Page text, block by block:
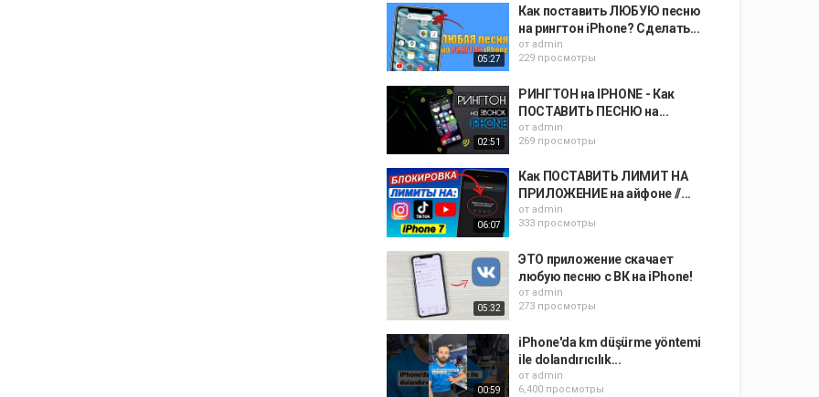
05:27
Как поставить ЛЮБУЮ песню
на рингтон iPhone? Сделать...
от admin
229 просмотры
02:51
РИНГТОН на IPHONE - Как
ПОСТАВИТЬ ПЕСНЮ на...
от admin
269 просмотры
06:07
Как ПОСТАВИТЬ ЛИМИТ НА
ПРИЛОЖЕНИЕ на айфоне //...
от admin
333 просмотры
05:32
ЭТО приложение скачает
любую песню с ВК на iPhone!
от admin
273 просмотры
00:59
iPhone'da km düşürme yöntemi
ile dolandırıcılık...
от admin
6,400 просмотры